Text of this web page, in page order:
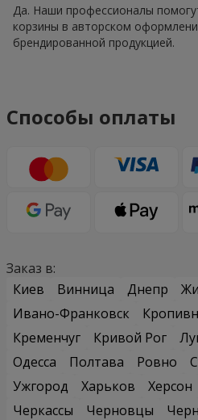
Да. Наши профессионалы
корзины в авторском
брендированной продукцией.
Способы оплаты
Заказ в:
Киев
Винница Днепр
Ивано-Франковск
Кременчуг
Кривой Рог
Одесса
Полтава Ровно
Ужгород
Харьков Херсон
Черкассы
Черновцы